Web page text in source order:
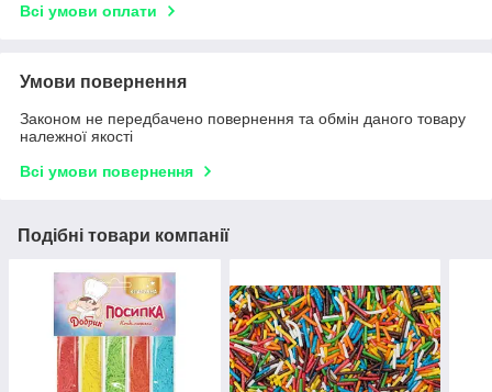
Всі умови оплати
Умови повернення
Законом не передбачено повернення та обмін даного товару
належної якості
Всі умови повернення
Подібні товари компанії